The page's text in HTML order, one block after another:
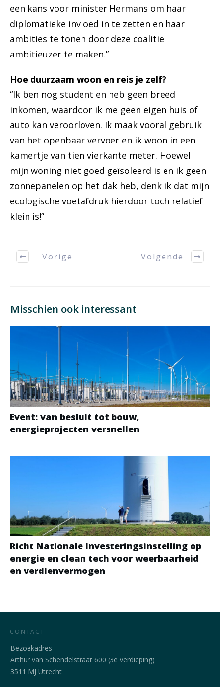
een kans voor minister Hermans om haar
diplomatieke invloed in te zetten en haar
ambities te tonen door deze coalitie
ambitieuzer te maken.”
Hoe duurzaam woon en reis je zelf?
“Ik ben nog student en heb geen breed
inkomen, waardoor ik me geen eigen huis of
auto kan veroorloven. Ik maak vooral gebruik
van het openbaar vervoer en ik woon in een
kamertje van tien vierkante meter. Hoewel
mijn woning niet goed geïsoleerd is en ik geen
zonnepanelen op het dak heb, denk ik dat mijn
ecologische voetafdruk hierdoor toch relatief
klein is!”
Vorige Volgende
Misschien ook interessant
Event: van besluit tot bouw,
energieprojecten versnellen
Richt Nationale Investeringsinstelling op
energie en clean tech voor weerbaarheid
en verdienvermogen
CONTACT
Bezoekadres
Arthur van Schendelstraat 600 (3e verdieping)
3511 MJ Utrecht